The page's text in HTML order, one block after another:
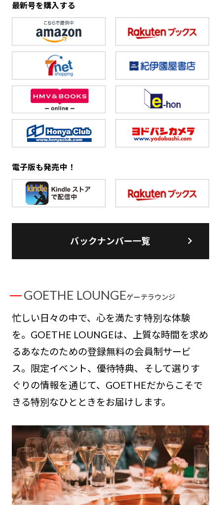
最新号を購入する
電子版も発売中！
バックナンバー一覧
GOETHE LOUNGEゲーテラウンジ
忙しい日々の中で、心を満たす特別な体験
を。GOETHE LOUNGEは、上質な時間を求め
るあなたのための登録無料の会員制サービ
ス。限定イベント、優待特典、そして選りす
ぐりの情報を通じて、GOETHEだからこそで
きる特別なひとときをお届けします。